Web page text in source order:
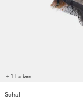
+ 1 Farben
Schal